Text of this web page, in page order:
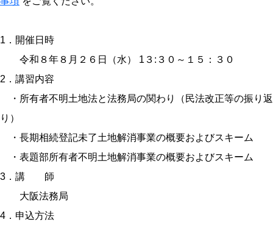
1．開催日時
令和８年８月２６日（水） 1３:３０～１５：３０
2．講習内容
・所有者不明土地法と法務局の関わり（民法改正等の振り返
り）
・長期相続登記未了土地解消事業の概要およびスキーム
・表題部所有者不明土地解消事業の概要およびスキーム
3．講 師
大阪法務局
4．申込方法